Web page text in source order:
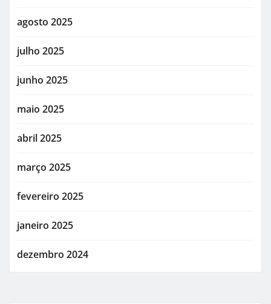
agosto 2025
julho 2025
junho 2025
maio 2025
abril 2025
março 2025
fevereiro 2025
janeiro 2025
dezembro 2024